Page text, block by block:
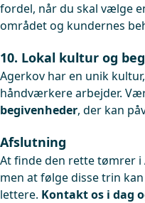
fordel, når du skal vælge
området og kundernes
10. Lokal kultur og
Agerkov har en unik
håndværkere arbejder.
begivenheder, der kan
Afslutning
At finde den rette tømrer
men at følge disse trin
lettere. Kontakt os i dag